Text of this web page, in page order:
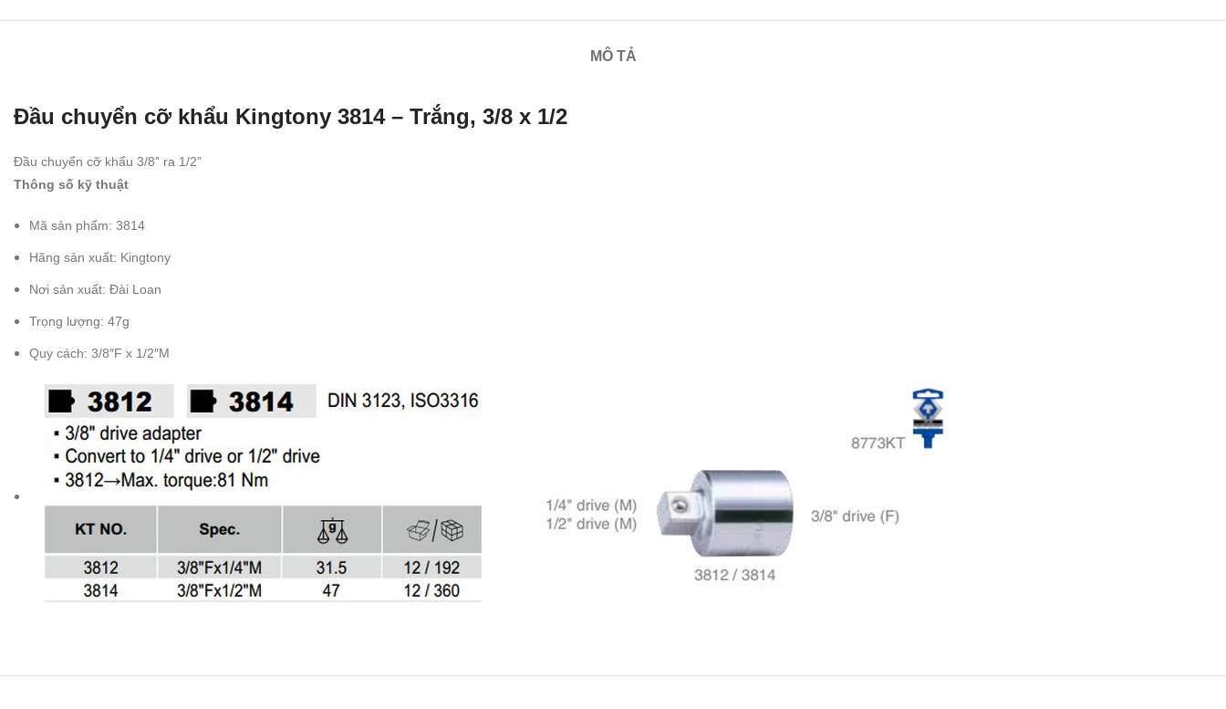
MÔ TẢ
Đầu chuyển cỡ khẩu Kingtony 3814 – Trắng, 3/8 x 1/2
Đầu chuyển cỡ khẩu 3/8” ra 1/2”
Thông số kỹ thuật
Mã sản phẩm: 3814
Hãng sản xuất: Kingtony
Nơi sản xuất: Đài Loan
Trọng lượng: 47g
Quy cách: 3/8″F x 1/2″M